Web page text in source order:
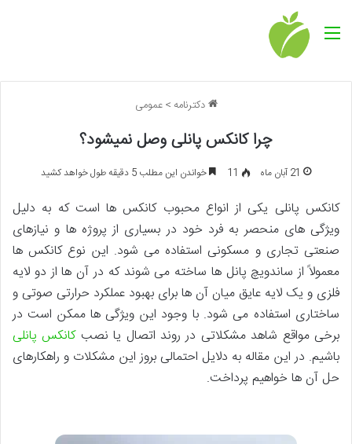
منو
دکترنامه > عمومی
چرا کانکس پانلی وصل نمیشود؟
21 آبان ماه 11 خواندن این مطلب 5 دقیقه طول خواهد کشید
کانکس پانلی یکی از انواع محبوب کانکس ها است که به دلیل
ویژگی های منحصر به فرد خود در بسیاری از پروژه ها و نیازهای
صنعتی تجاری و مسکونی استفاده می شود. این نوع کانکس ها
معمولاً از ساندویچ پانل ها ساخته می شوند که در آن ها از دو لایه
فلزی و یک لایه عایق میان آن ها برای بهبود عملکرد حرارتی صوتی و
ساختاری استفاده می شود. با وجود این ویژگی ها ممکن است در
برخی مواقع شاهد مشکلاتی در روند اتصال یا نصب کانکس پانلی
باشیم. در این مقاله به دلایل احتمالی بروز این مشکلات و راهکارهای
حل آن ها خواهیم پرداخت.